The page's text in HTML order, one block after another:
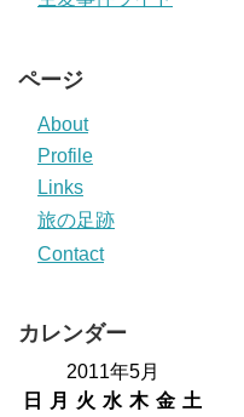
ページ
About
Profile
Links
旅の足跡
Contact
カレンダー
2011年5月
日
月 火 水 木 金 土